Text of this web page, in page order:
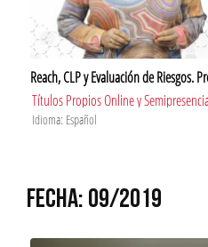
Reach, CLP y Evaluación de Riesgos.
Títulos Propios Online y
Idioma: Español
FECHA: 09/2019